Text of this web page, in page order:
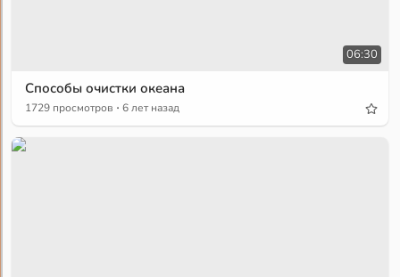
06:30
Способы очистки океана
1729 просмотров · 6 лет назад